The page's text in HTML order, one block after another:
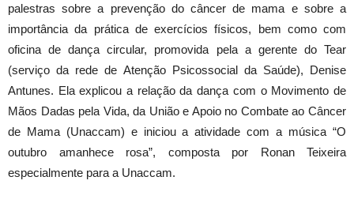
palestras sobre a prevenção do câncer de mama e sobre a
importância da prática de exercícios físicos, bem como com
oficina de dança circular, promovida pela a gerente do Tear
(serviço da rede de Atenção Psicossocial da Saúde), Denise
Antunes. Ela explicou a relação da dança com o Movimento de
Mãos Dadas pela Vida, da União e Apoio no Combate ao Câncer
de Mama (Unaccam) e iniciou a atividade com a música “O
outubro amanhece rosa”, composta por Ronan Teixeira
especialmente para a Unaccam.